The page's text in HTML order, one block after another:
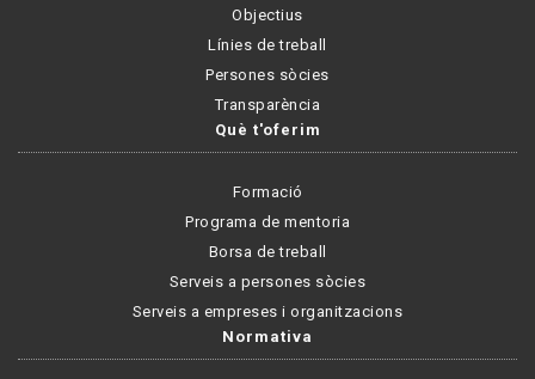
Objectius
Línies de treball
Persones sòcies
Transparència
Què t'oferim
Formació
Programa de mentoria
Borsa de treball
Serveis a persones sòcies
Serveis a empreses i organitzacions
Normativa